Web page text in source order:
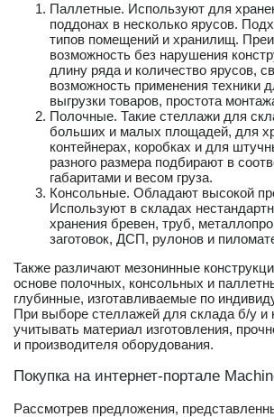
Паллетные. Используют для
поддонах в несколько ярусов.
типов помещений и хранилищ.
возможность без нарушения
длину ряда и количество ярусов,
возможность применения техники
выгрузки товаров, простота
Полочные. Такие стеллажи для
больших и малых площадей, для
контейнерах, коробках и для
разного размера подбирают в
габаритами и весом груза.
Консольные. Обладают высокой
Используют в складах
хранения бревен, труб,
заготовок, ДСП, рулонов и
Также различают мезонинные
основе полочных, консольных и
глубинные, изготавливаемые по
При выборе стеллажей для склада б/у и
учитывать материал изготовления,
и производителя оборудования.
Покупка на интернет-портале
Рассмотрев предложения,